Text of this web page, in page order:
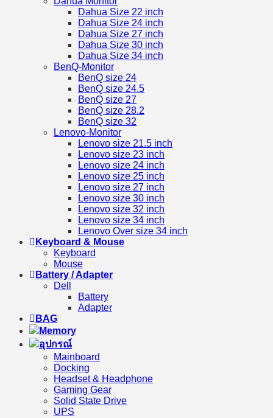
Dahua Size 22 inch
Dahua Size 24 inch
Dahua Size 27 inch
Dahua Size 30 inch
Dahua Size 34 inch
BenQ-Monitor
BenQ size 24
BenQ size 24.5
BenQ size 27
BenQ size 28.2
BenQ size 32
Lenovo-Monitor
Lenovo size 21.5 inch
Lenovo size 23 inch
Lenovo size 24 inch
Lenovo size 25 inch
Lenovo size 27 inch
Lenovo size 30 inch
Lenovo size 32 inch
Lenovo size 34 inch
Lenovo Over size 34 inch
Keyboard & Mouse
Keyboard
Mouse
Battery / Adapter
Dell
Battery
Adapter
BAG
Memory
อุปกรณ์
Mainboard
Docking
Headset & Headphone
Gaming Gear
Solid State Drive
UPS